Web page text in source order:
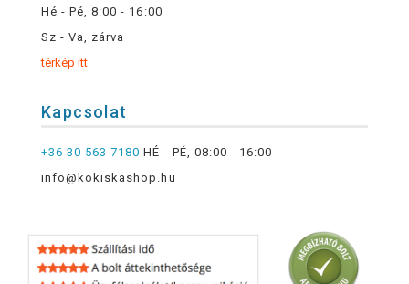
Hé - Pé, 8:00 - 16:00
Sz - Va, zárva
térkép itt
Kapcsolat
+36 30 563 7180 HÉ - PÉ, 08:00 - 16:00
info@kokiskashop.hu